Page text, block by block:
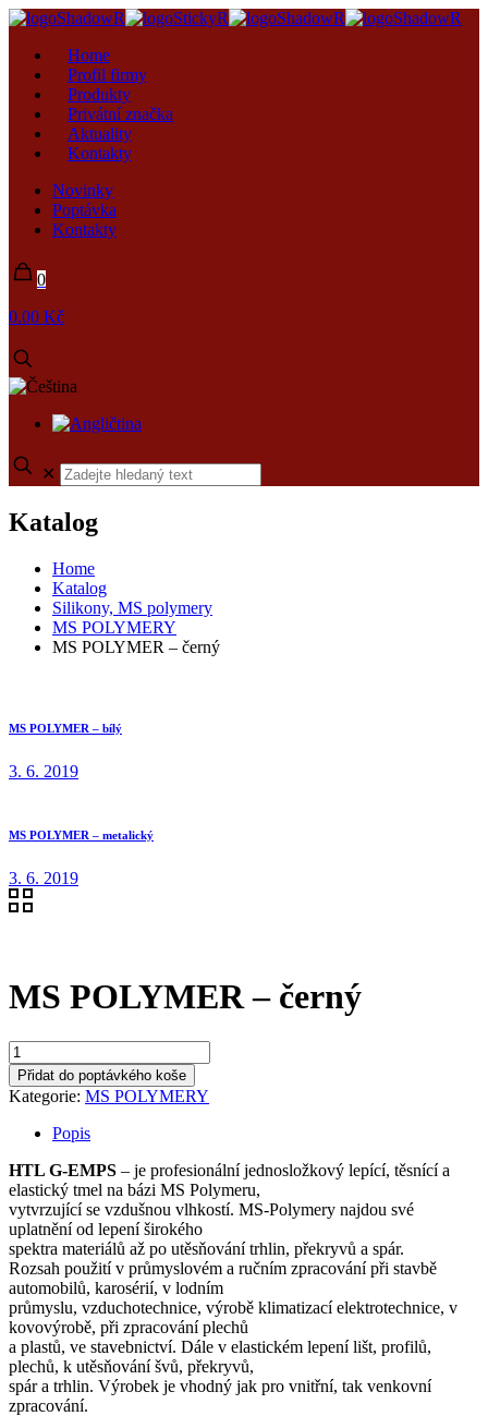
Home
Profil firmy
Produkty
Privátní značka
Aktuality
Kontakty
Novinky
Poptávka
Kontakty
0
0.00 Kč
✕
Katalog
Home
Katalog
Silikony, MS polymery
MS POLYMERY
MS POLYMER – černý
MS POLYMER – bílý
3. 6. 2019
MS POLYMER – metalický
3. 6. 2019
MS POLYMER – černý
MS
POLYMER
-
černý
množství
Přidat do poptávkého koše
Kategorie: MS POLYMERY
Popis
HTL G-EMPS – je profesionální jednosložkový lepící, těsnící a
elastický tmel na bázi MS Polymeru,
vytvrzující se vzdušnou vlhkostí. MS-Polymery najdou své
uplatnění od lepení širokého
spektra materiálů až po utěsňování trhlin, překryvů a spár.
Rozsah použití v průmyslovém a ručním zpracování při stavbě
automobilů, karosérií, v lodním
průmyslu, vzduchotechnice, výrobě klimatizací elektrotechnice, v
kovovýrobě, při zpracování plechů
a plastů, ve stavebnictví. Dále v elastickém lepení lišt, profilů,
plechů, k utěsňování švů, překryvů,
spár a trhlin. Výrobek je vhodný jak pro vnitřní, tak venkovní
zpracování.